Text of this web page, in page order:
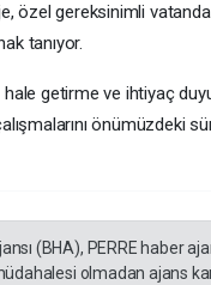
özel gereksinimli
tanıyor.
getirme ve ihtiyaç
önümüzdeki
(BHA), PERRE haber
olmadan ajans